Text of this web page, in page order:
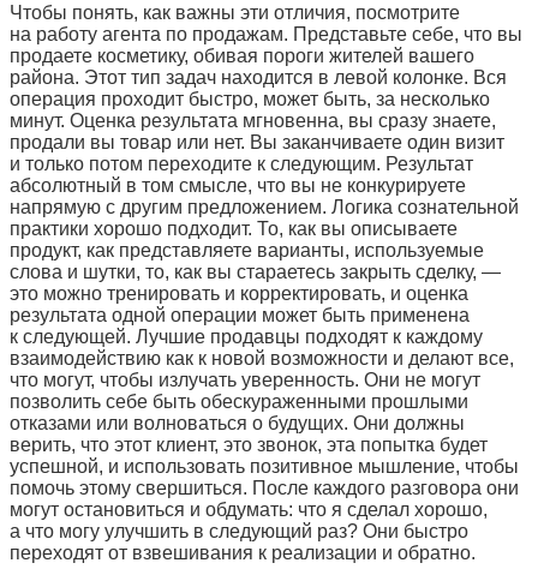
Чтобы понять, как важны эти отличия, посмотрите
на работу агента по продажам. Представьте себе, что вы
продаете косметику, обивая пороги жителей вашего
района. Этот тип задач находится в левой колонке. Вся
операция проходит быстро, может быть, за несколько
минут. Оценка результата мгновенна, вы сразу знаете,
продали вы товар или нет. Вы заканчиваете один визит
и только потом переходите к следующим. Результат
абсолютный в том смысле, что вы не конкурируете
напрямую с другим предложением. Логика сознательной
практики хорошо подходит. То, как вы описываете
продукт, как представляете варианты, используемые
слова и шутки, то, как вы стараетесь закрыть сделку, —
это можно тренировать и корректировать, и оценка
результата одной операции может быть применена
к следующей. Лучшие продавцы подходят к каждому
взаимодействию как к новой возможности и делают все,
что могут, чтобы излучать уверенность. Они не могут
позволить себе быть обескураженными прошлыми
отказами или волноваться о будущих. Они должны
верить, что этот клиент, это звонок, эта попытка будет
успешной, и использовать позитивное мышление, чтобы
помочь этому свершиться. После каждого разговора они
могут остановиться и обдумать: что я сделал хорошо,
а что могу улучшить в следующий раз? Они быстро
переходят от взвешивания к реализации и обратно.